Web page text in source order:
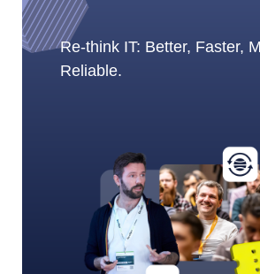
Re-think IT: Better, Faster,
Reliable.